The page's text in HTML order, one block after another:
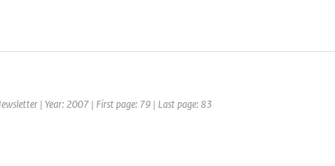
| Year: 2007 | First page: 79 | Last page: 83